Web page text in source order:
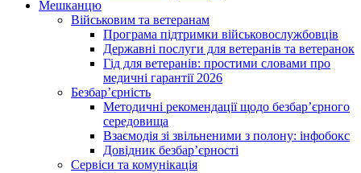
Мешканцю
Військовим та ветеранам
Програма підтримки військовослужбовців
Державні послуги для ветеранів та ветеранок
Гід для ветеранів: простими словами про
медичні гарантії 2026
Безбар’єрність
Методичні рекомендації щодо безбар’єрного
середовища
Взаємодія зі звільненими з полону: інфобокс
Довідник безбар’єрності
Сервіси та комунікація